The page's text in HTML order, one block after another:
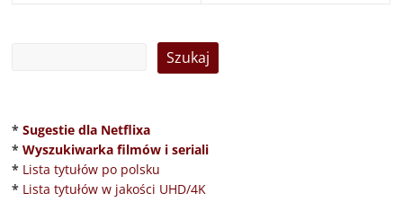
* Sugestie dla Netflixa
* Wyszukiwarka filmów i seriali
* Lista tytułów po polsku
* Lista tytułów w jakości UHD/4K